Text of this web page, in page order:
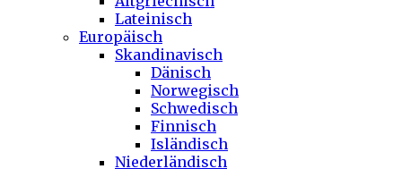
Lateinisch
Europäisch
Skandinavisch
Dänisch
Norwegisch
Schwedisch
Finnisch
Isländisch
Niederländisch